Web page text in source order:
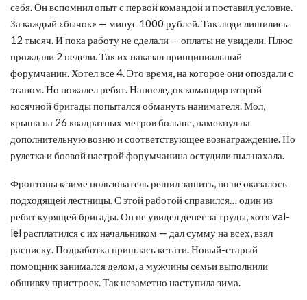
себя. Он вспомнил опыт с первой командой и поставил условие.
За каждый «бычок» — минус 1000 рублей. Так люди лишились
12 тысяч. И пока работу не сделали — оплаты не увидели. Плюс
прождали 2 недели. Так их наказал принципиальный
форумчанин. Хотел все 4. Это время, на которое они опоздали с
этапом. Но пожалел ребят. Напоследок командир второй
косячной бригады попытался обмануть нанимателя. Мол,
крыша на 26 квадратных метров больше, намекнул на
дополнительную возню и соответствующее вознаграждение. Но
рулетка и боевой настрой форумчанина остудили пыл нахала.
Фронтоны к зиме пользователь решил зашить, но не оказалось
подходящей лестницы. С этой работой справился… один из
ребят курящей бригады. Он не увидел денег за труды, хотя val-
lel расплатился с их начальником — дал сумму на всех, взял
расписку. Подработка пришлась кстати. Новый-старый
помощник занимался делом, а мужчины семьи выполнили
обшивку пристроек. Так незаметно наступила зима.